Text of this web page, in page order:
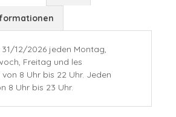
12/2026 jeden Montag,
Freitag und les
8 Uhr bis 22 Uhr. Jeden
8 Uhr bis 23 Uhr.